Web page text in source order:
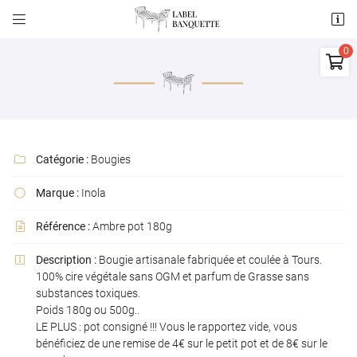
 

Il n'y a aucun produit dans votre panier
Voir notre sélection
Code Captcha
Rafraîchir le captcha
 Catégorie : Bougies
 Marque : Inola
 Référence :Ambre pot 180g
 Description : Bougie artisanale fabriquée et coulée à Tours.
100% cire végétale sans OGM et parfum de Grasse sans
substances toxiques.
Poids 180g ou 500g..
LE PLUS : pot consigné !!! Vous le rapportez vide, vous
bénéficiez de une remise de 4€ sur le petit pot et de 8€ sur le